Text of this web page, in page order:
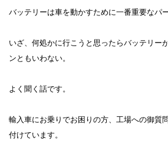
バッテリーは車を動かすために一番重要なパー
いざ、何処かに行こうと思ったらバッテリー
ンともいわない。
よく聞く話です。
輸入車にお乗りでお困りの方、工場への御質
付けています。